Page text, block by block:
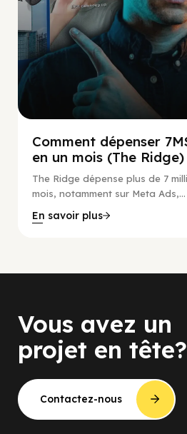
Comment dépenser
en un mois (The Ridge)
The Ridge dépense plus de 7
mois, notamment sur Meta Ads,...
En savoir plus
Vous avez un
projet en tête?
Contactez-nous